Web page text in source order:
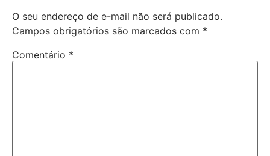
O seu endereço de e-mail não será publicado.
Campos obrigatórios são marcados com *
Comentário *